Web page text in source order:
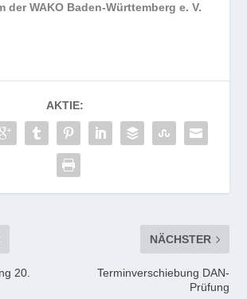
der WAKO Baden-Württemberg e. V.
AKTIE:
20.
NÄCHSTER
Terminverschiebung DAN-
Prüfung